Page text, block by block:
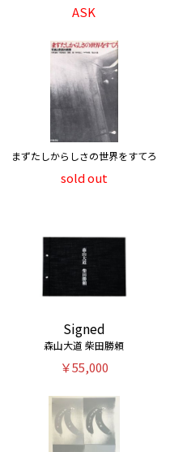
ASK
まずたしからしさの世界をすてろ
sold out
Signed
森山大道 柴田勝頼
￥55,000